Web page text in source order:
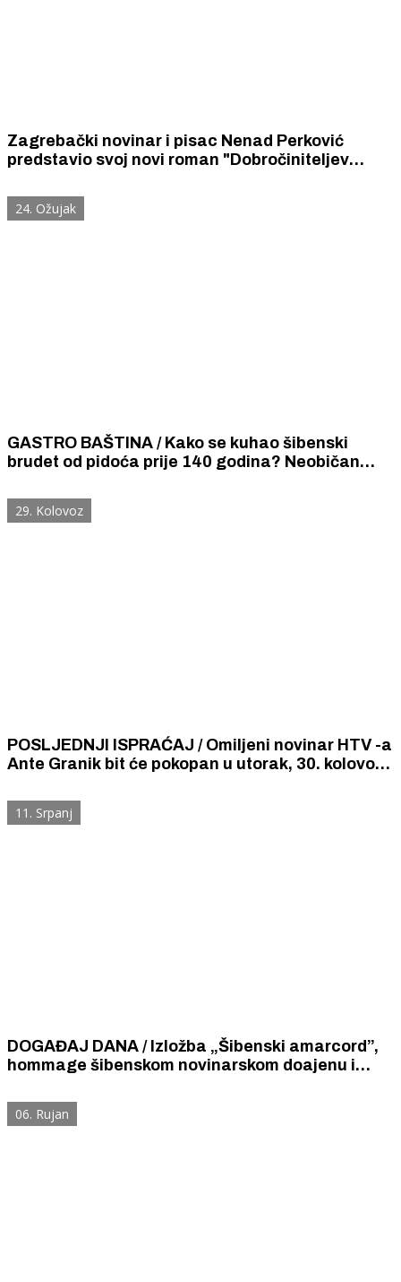
Zagrebački novinar i pisac Nenad Perković
predstavio svoj novi roman "Dobročiniteljev
24. Ožujak
GASTRO BAŠTINA / Kako se kuhao šibenski
brudet od pidoća prije 140 godina? Neobičan
na šibensku gastronomiju i kulinarstvo.
29. Kolovoz
POSLJEDNJI ISPRAĆAJ / Omiljeni novinar HTV -a
Ante Granik bit će pokopan u utorak, 30. kolovoza
11. Srpanj
DOGAĐAJ DANA / Izložba „Šibenski amarcord”,
hommage šibenskom novinarskom doajenu i
06. Rujan